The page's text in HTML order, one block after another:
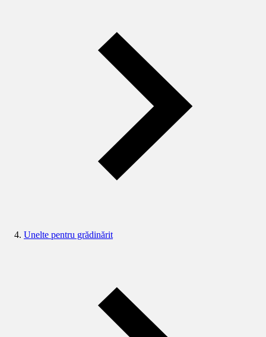
Unelte pentru grădinărit